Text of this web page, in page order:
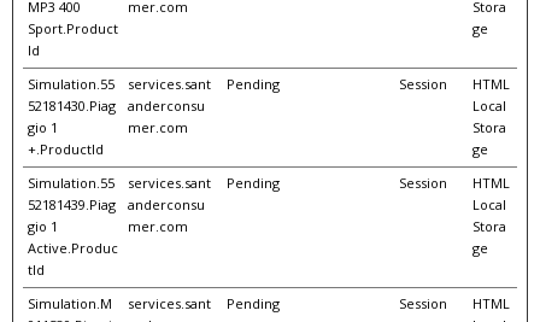
MP3 400
Sport.Product
Id
mer.com
Stora
ge
Simulation.55
52181430.Piag
gio 1
+.ProductId
services.sant
anderconsu
mer.com
Pending Session
HTML
Local
Stora
ge
Simulation.55
52181439.Piag
gio 1
Active.Produc
tId
services.sant
anderconsu
mer.com
Pending Session
HTML
Local
Stora
ge
Simulation.M
services.sant
Pending Session
HTML